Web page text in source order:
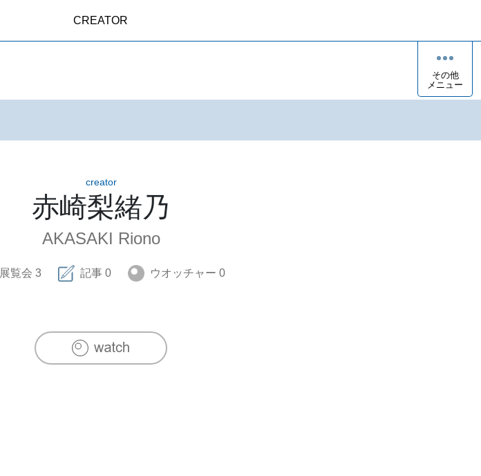
CREATOR
その他
メニュー
creator
赤崎梨緒乃
AKASAKI Riono
展覧会 3 記事 0 ウオッチャー 0